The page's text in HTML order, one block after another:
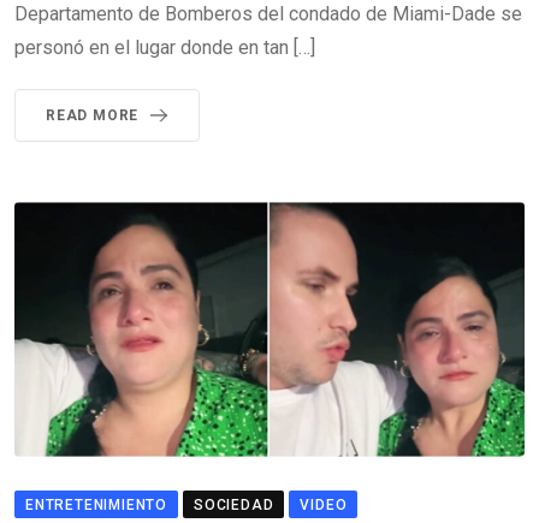
Departamento de Bomberos del condado de Miami-Dade se
personó en el lugar donde en tan […]
READ MORE
ENTRETENIMIENTO SOCIEDAD VIDEO